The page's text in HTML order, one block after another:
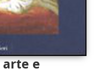
arte e